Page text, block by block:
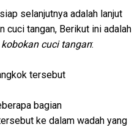
selanjutnya adalah lanjut
cuci tangan, Berikut ini adalah
cuci tangan:
tersebut
bagian
ke dalam wadah yang